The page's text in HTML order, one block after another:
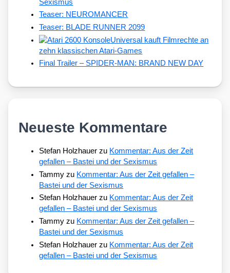
Sexismus
Teaser: NEUROMANCER
Teaser: BLADE RUNNER 2099
Universal kauft Filmrechte an
zehn klassischen Atari-Games
Final Trailer – SPIDER-MAN: BRAND NEW DAY
Neueste Kommentare
Stefan Holzhauer zu Kommentar: Aus der Zeit
gefallen – Bastei und der Sexismus
Tammy zu Kommentar: Aus der Zeit gefallen –
Bastei und der Sexismus
Stefan Holzhauer zu Kommentar: Aus der Zeit
gefallen – Bastei und der Sexismus
Tammy zu Kommentar: Aus der Zeit gefallen –
Bastei und der Sexismus
Stefan Holzhauer zu Kommentar: Aus der Zeit
gefallen – Bastei und der Sexismus